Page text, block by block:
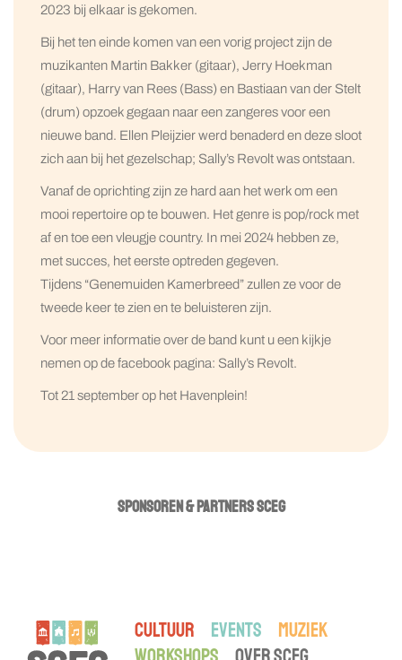
2023 bij elkaar is gekomen.
Bij het ten einde komen van een vorig project zijn de
muzikanten Martin Bakker (gitaar), Jerry Hoekman
(gitaar), Harry van Rees (Bass) en Bastiaan van der Stelt
(drum) opzoek gegaan naar een zangeres voor een
nieuwe band. Ellen Pleijzier werd benaderd en deze sloot
zich aan bij het gezelschap; Sally’s Revolt was ontstaan.
Vanaf de oprichting zijn ze hard aan het werk om een
mooi repertoire op te bouwen. Het genre is pop/rock met
af en toe een vleugje country. In mei 2024 hebben ze,
met succes, het eerste optreden gegeven.
Tijdens “Genemuiden Kamerbreed” zullen ze voor de
tweede keer te zien en te beluisteren zijn.
Voor meer informatie over de band kunt u een kijkje
nemen op de facebook pagina: Sally’s Revolt.
Tot 21 september op het Havenplein!
SPONSOREN & PARTNERS SCEG
CULTUUR EVENTS
MUZIEK